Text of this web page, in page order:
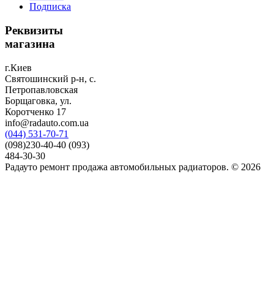
Подписка
Реквизиты
магазина
г.Киев
Святошинский р-н, с.
Петропавловская
Борщаговка, ул.
Коротченко 17
info@radauto.com.ua
(044) 531-70-71
(098)230-40-40 (093)
484-30-30
Радауто ремонт продажа автомобильных радиаторов. © 2026